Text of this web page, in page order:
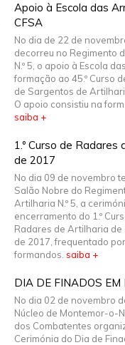
Apoio à Escola das
CFSA
No dia de 22 de
decorreu no Regimento
N.º 5, o apoio à Escola
formação ao 45.º Curso
de Sargentos de
O apoio consistiu na
saiba +
1.º Curso de
de 2017
No dia 09 de novembro
Salão Nobre do
Artilharia N.º 5, a
encerramento do 1.º
Radares de Artilharia de
de 2017, frequentado
formandos. saiba +
DIA DE FINADOS
No dia 02 de novembro
Núcleo de Montemor-o-
dos Combatentes
Cerimónia do Dia de